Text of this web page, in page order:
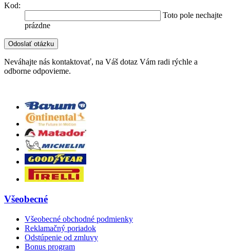
Kod:
Toto pole nechajte
prázdne
Neváhajte nás kontaktovať, na Váš dotaz Vám radi rýchle a
odborne odpovieme.
Všeobecné
Všeobecné obchodné podmienky
Reklamačný poriadok
Odstúpenie od zmluvy
Bonus program